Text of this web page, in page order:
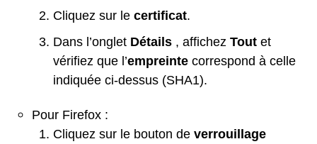
Cliquez sur le certificat.
Dans l’onglet Détails , affichez Tout et
vérifiez que l’empreinte correspond à celle
indiquée ci-dessus (SHA1).
Pour Firefox :
Cliquez sur le bouton de verrouillage